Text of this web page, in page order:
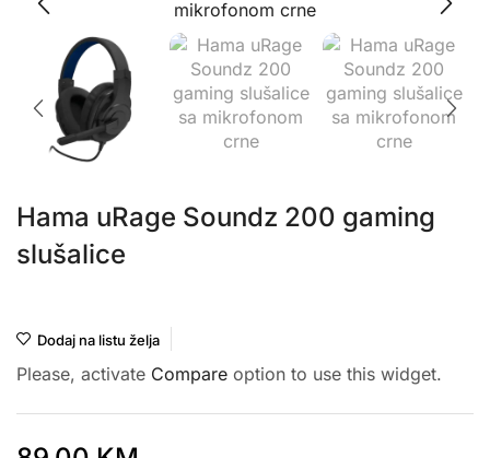
Hama uRage Soundz 200 gaming
slušalice
Dodaj na listu želja
Please, activate Compare option to use this widget.